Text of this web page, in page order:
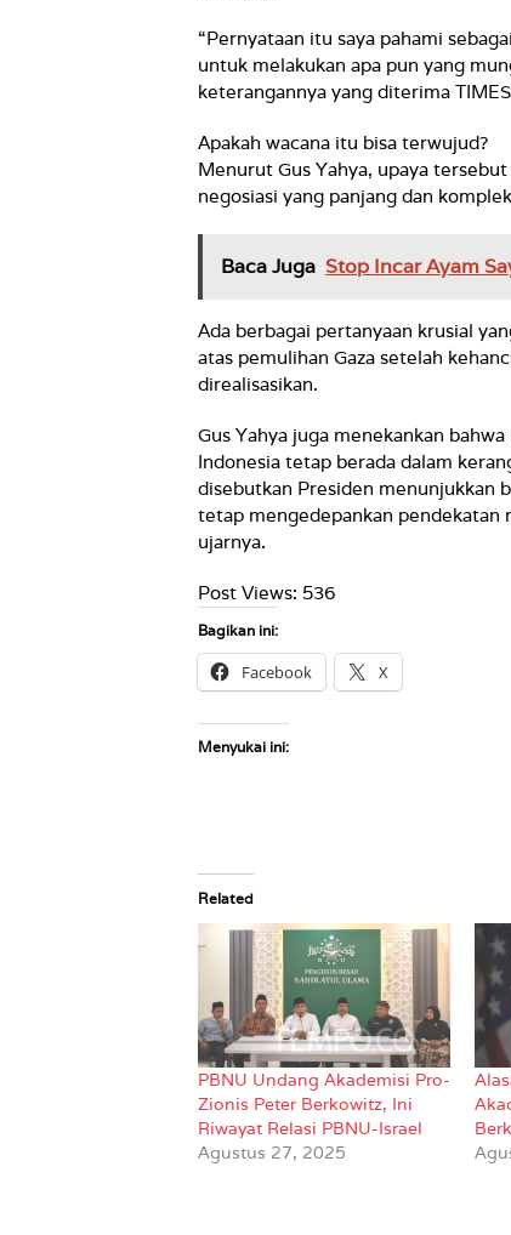
“Pernyataan itu saya pahami
untuk melakukan apa pun yang
keterangannya yang diterima
Apakah wacana itu bisa terwujud?
Menurut Gus Yahya, upaya
negosiasi yang panjang dan
Baca Juga Stop Incar Ayam
Ada berbagai pertanyaan krusial
atas pemulihan Gaza setelah
direalisasikan.
Gus Yahya juga menekankan
Indonesia tetap berada dalam
disebutkan Presiden menunjukkan
tetap mengedepankan pendekatan
ujarnya.
Post Views: 536
Bagikan ini:
Facebook X
Menyukai ini:
Related
PBNU Undang Akademisi Pro-
Zionis Peter Berkowitz, Ini
Riwayat Relasi PBNU-Israel
Agustus 27, 2025